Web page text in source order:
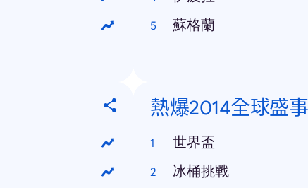
蘇格蘭
熱爆2014全球盛事
世界盃
冰桶挑戰